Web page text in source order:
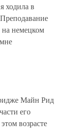
ходила в
на немецком
Майн Рид
его
возрасте